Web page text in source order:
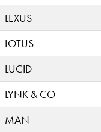
LEXUS
LOTUS
LUCID
LYNK & CO
MAN